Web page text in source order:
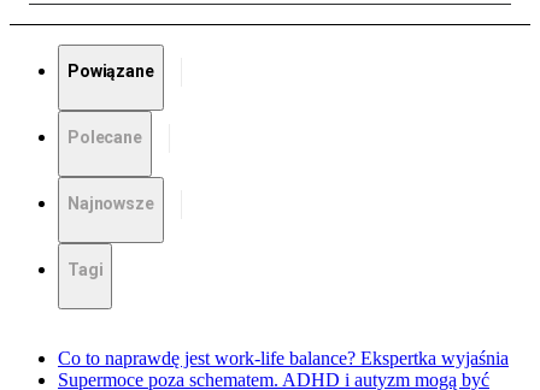
Powiązane
Polecane
Najnowsze
Tagi
Co to naprawdę jest work-life balance? Ekspertka wyjaśnia
Supermoce poza schematem. ADHD i autyzm mogą być